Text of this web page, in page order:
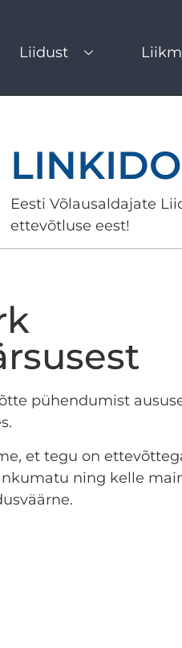
Liidust
Eesti Võlausaldajate
ettevõtluse eest!
pühendumist
et tegu on
ning kelle